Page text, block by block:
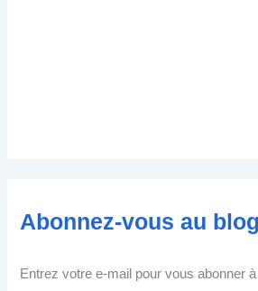
Abonnez-vous au
Entrez votre e-mail pour vous abonner